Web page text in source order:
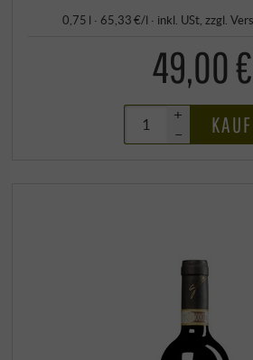
0,75 l · 65,33 €/l · inkl. USt , zzgl.
49,00 €
+
–